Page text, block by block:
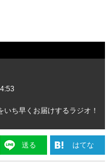
ち早くお届けするラジオ！
送る はてな